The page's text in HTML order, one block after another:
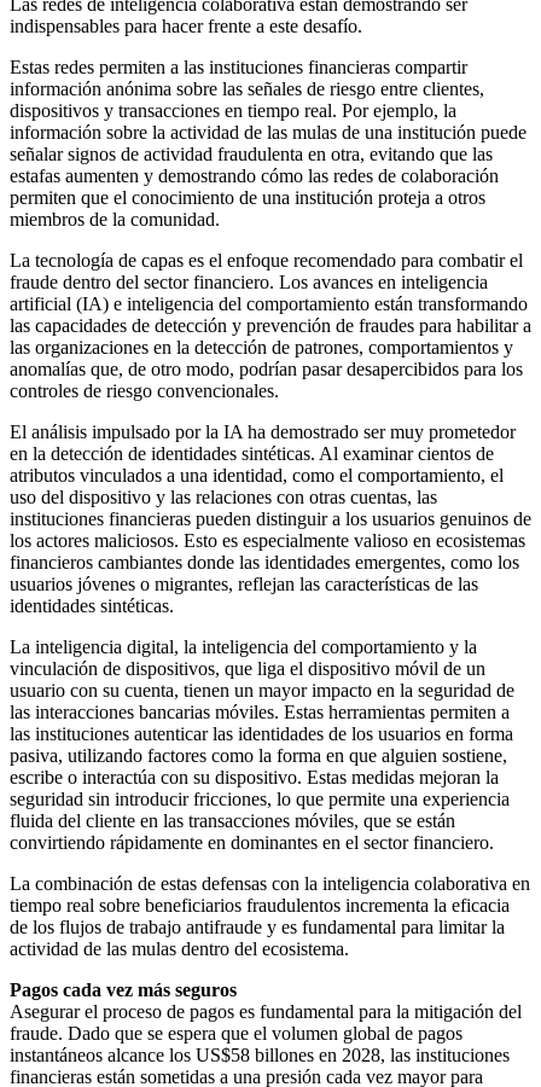
indispensables para hacer frente a este desafío.
Estas redes permiten a las instituciones financieras compartir
información anónima sobre las señales de riesgo entre clientes,
dispositivos y transacciones en tiempo real. Por ejemplo, la
información sobre la actividad de las mulas de una institución puede
señalar signos de actividad fraudulenta en otra, evitando que las
estafas aumenten y demostrando cómo las redes de colaboración
permiten que el conocimiento de una institución proteja a otros
miembros de la comunidad.
La tecnología de capas es el enfoque recomendado para combatir el
fraude dentro del sector financiero. Los avances en inteligencia
artificial (IA) e inteligencia del comportamiento están transformando
las capacidades de detección y prevención de fraudes para habilitar a
las organizaciones en la detección de patrones, comportamientos y
anomalías que, de otro modo, podrían pasar desapercibidos para los
controles de riesgo convencionales.
El análisis impulsado por la IA ha demostrado ser muy prometedor
en la detección de identidades sintéticas. Al examinar cientos de
atributos vinculados a una identidad, como el comportamiento, el
uso del dispositivo y las relaciones con otras cuentas, las
instituciones financieras pueden distinguir a los usuarios genuinos de
los actores maliciosos. Esto es especialmente valioso en ecosistemas
financieros cambiantes donde las identidades emergentes, como los
usuarios jóvenes o migrantes, reflejan las características de las
identidades sintéticas.
La inteligencia digital, la inteligencia del comportamiento y la
vinculación de dispositivos, que liga el dispositivo móvil de un
usuario con su cuenta, tienen un mayor impacto en la seguridad de
las interacciones bancarias móviles. Estas herramientas permiten a
las instituciones autenticar las identidades de los usuarios en forma
pasiva, utilizando factores como la forma en que alguien sostiene,
escribe o interactúa con su dispositivo. Estas medidas mejoran la
seguridad sin introducir fricciones, lo que permite una experiencia
fluida del cliente en las transacciones móviles, que se están
convirtiendo rápidamente en dominantes en el sector financiero.
La combinación de estas defensas con la inteligencia colaborativa en
tiempo real sobre beneficiarios fraudulentos incrementa la eficacia
de los flujos de trabajo antifraude y es fundamental para limitar la
actividad de las mulas dentro del ecosistema.
Pagos cada vez más seguros
Asegurar el proceso de pagos es fundamental para la mitigación del
fraude. Dado que se espera que el volumen global de pagos
instantáneos alcance los US$58 billones en 2028, las instituciones
financieras están sometidas a una presión cada vez mayor para